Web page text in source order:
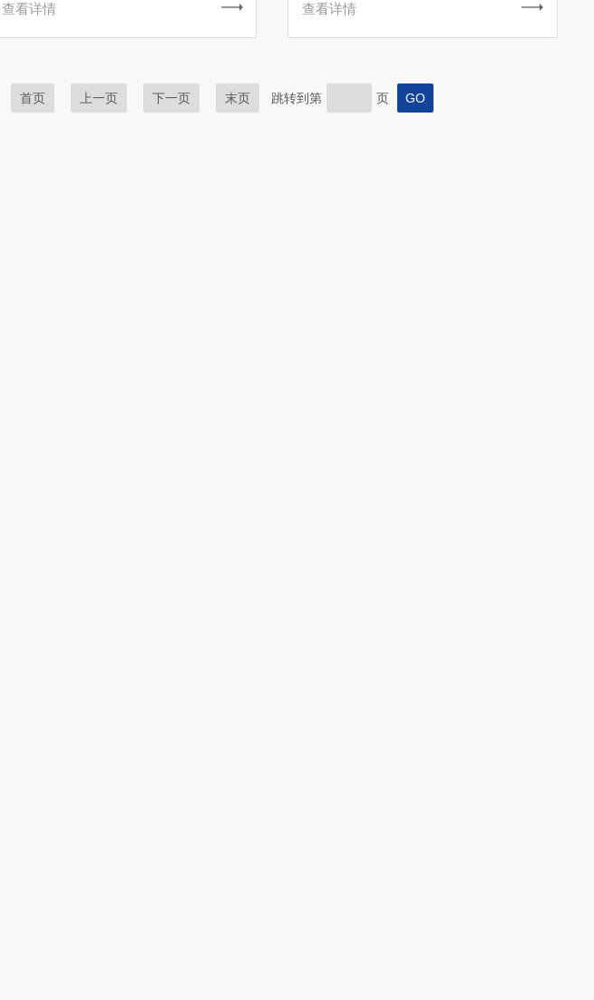
查看详情 查看详情
首页 上一页 下一页 末页 跳转到第 页